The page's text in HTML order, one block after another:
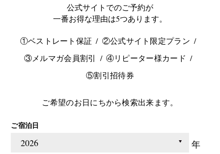
公式サイトでのご予約が
一番お得な理由は5つあります。
①ベストレート保証
②公式サイト限定プラン
③メルマガ会員割引
④リピーター様カード
⑤割引招待券
ご希望のお日にちから検索出来ます。
ご宿泊日
年